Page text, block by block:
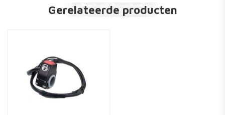
Gerelateerde producten